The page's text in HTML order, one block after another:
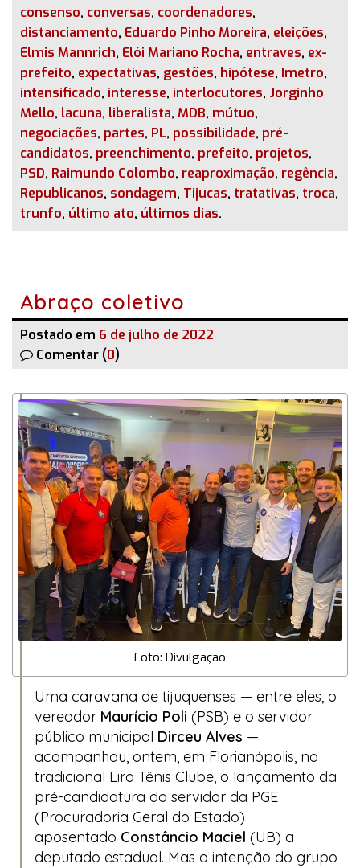
consenso, conversas, coordenadores,
distanciamento, Eduardo Pinho Moreira, eleições,
Elmis Mannrich, Elói Mariano Rocha, entraves, ex-
prefeito, expectativas, gestões, hipótese, Imetro,
intensificado, interesse, interlocutores, Jorginho
Mello, lacuna, liberalista, MDB, mútuo,
negociações, partes, PL, possibilidade, pré-
candidatos, preenchimento, prefeito, projetos,
PSD, Raimundo Colombo, reaproximação, regência,
Republicanos, sondagem, Tijucas, tratativas, troca,
trunfo, último ato, últimos dias.
Abraço coletivo
Postado em 6 de julho de 2022
Comentar (0)
Foto: Divulgação
Uma caravana de tijuquenses — entre eles, o
vereador Maurício Poli (PSB) e o servidor
público municipal Dirceu Alves —
acompanhou, ontem, em Florianópolis, no
tradicional Lira Tênis Clube, o lançamento da
pré-candidatura do servidor da PGE
(Procuradoria Geral do Estado)
aposentado Constâncio Maciel (UB) a
deputado estadual. Mas a intenção do grupo